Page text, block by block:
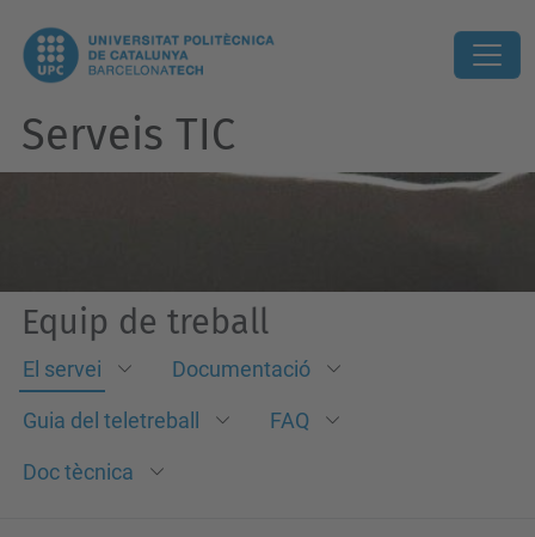
Serveis TIC
Equip de treball
El servei Documentació
Guia del teletreball FAQ
Doc tècnica